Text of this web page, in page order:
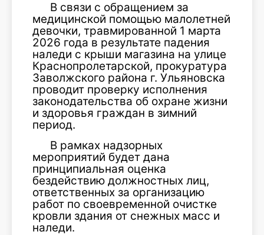
В связи с обращением за
медицинской помощью малолетней
девочки, травмированной 1 марта
2026 года в результате падения
наледи с крыши магазина на улице
Краснопролетарской, прокуратура
Заволжского района г. Ульяновска
проводит проверку исполнения
законодательства об охране жизни
и здоровья граждан в зимний
период.
В рамках надзорных
мероприятий будет дана
принципиальная оценка
бездействию должностных лиц,
ответственных за организацию
работ по своевременной очистке
кровли здания от снежных масс и
наледи.